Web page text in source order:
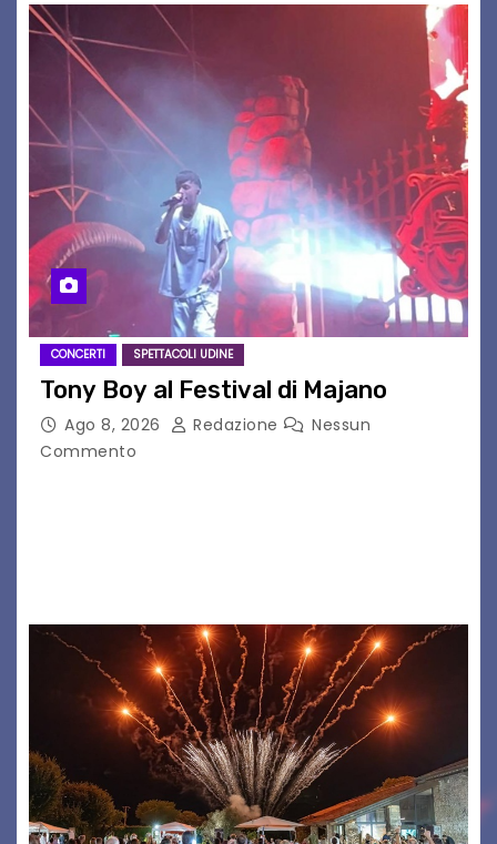
CONCERTI SPETTACOLI UDINE
Tony Boy al Festival di Majano
Ago 8, 2026 Redazione
Nessun
Commento